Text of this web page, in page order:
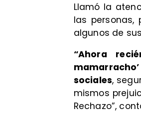
Llamó la
las personas,
algunos de
“Ahora
sociales,
mismos
Rechazo”,